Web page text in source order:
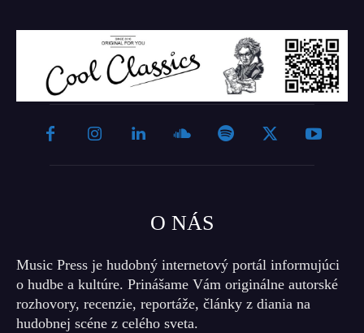
O NÁS
Music Press je hudobný internetový portál informujúci
o hudbe a kultúre. Prinášame Vám originálne autorské
rozhovory, recenzie, reportáže, články z diania na
hudobnej scéne z celého sveta.